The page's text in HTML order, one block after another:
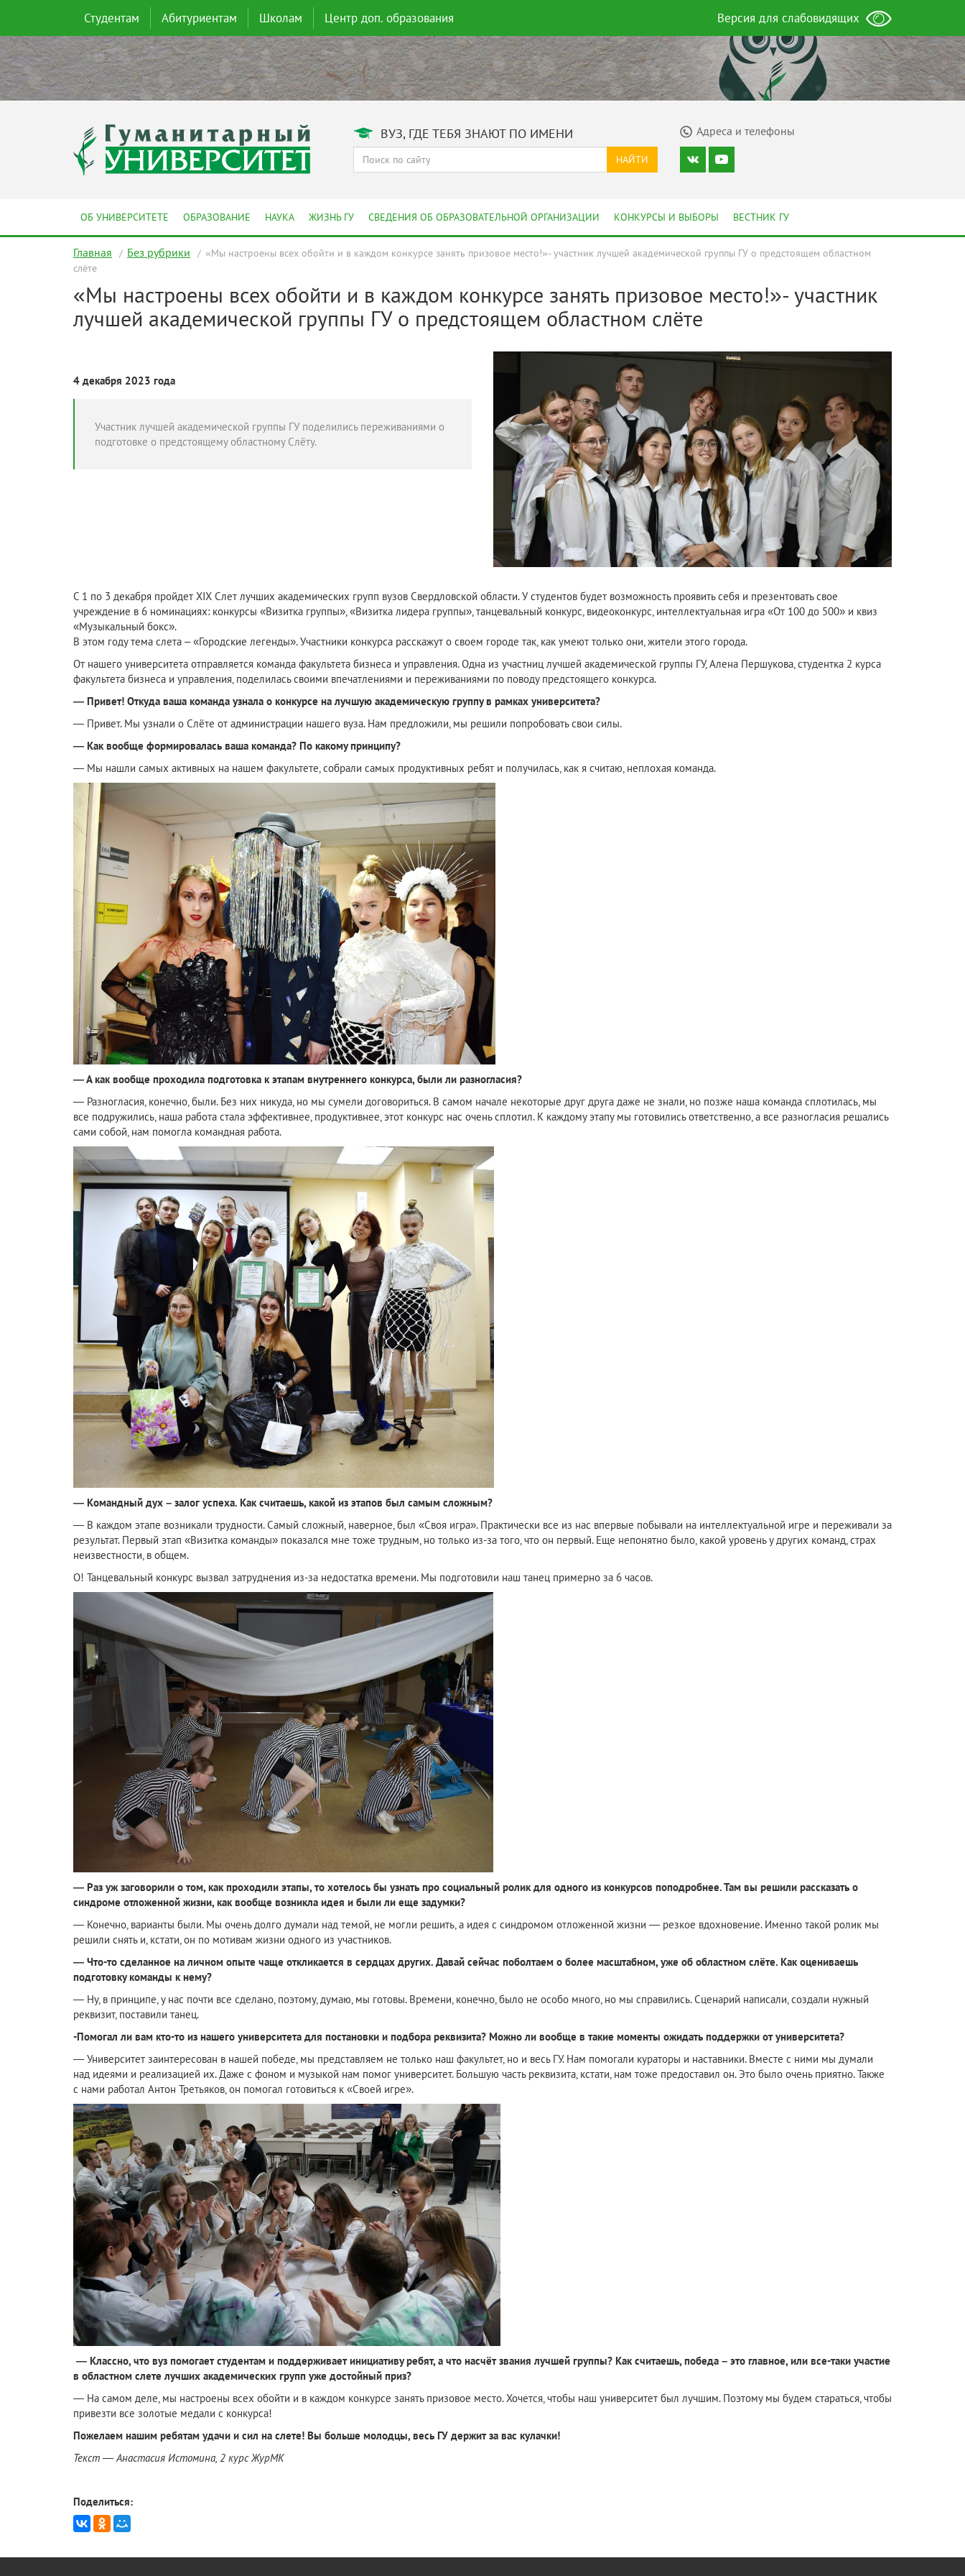
Студентам Абитуриентам Школам Центр доп. образования Версия для слабовидящих
ВУЗ, ГДЕ ТЕБЯ ЗНАЮТ ПО ИМЕНИ Адреса и телефоны
НАЙТИ
ОБ УНИВЕРСИТЕТЕ ОБРАЗОВАНИЕ НАУКА ЖИЗНЬ ГУ СВЕДЕНИЯ ОБ ОБРАЗОВАТЕЛЬНОЙ ОРГАНИЗАЦИИ КОНКУРСЫ И ВЫБОРЫ ВЕСТНИК ГУ
Главная Без рубрики
«Мы настроены всех обойти и в каждом конкурсе занять призовое место!»- участник лучшей академической группы ГУ о предстоящем областном
слёте
«Мы настроены всех обойти и в каждом конкурсе занять призовое место!»- участник
лучшей академической группы ГУ о предстоящем областном слёте
4 декабря 2023 года
Участник лучшей академической группы ГУ поделились переживаниями о
подготовке о предстоящему областному Слёту.
С 1 по 3 декабря пройдет XIX Слет лучших академических групп вузов Свердловской области. У студентов будет возможность проявить себя и презентовать свое
учреждение в 6 номинациях: конкурсы «Визитка группы», «Визитка лидера группы», танцевальный конкурс, видеоконкурс, интеллектуальная игра «От 100 до 500» и квиз
«Музыкальный бокс».
В этом году тема слета – «Городские легенды». Участники конкурса расскажут о своем городе так, как умеют только они, жители этого города.
От нашего университета отправляется команда факультета бизнеса и управления. Одна из участниц лучшей академической группы ГУ, Алена Першукова, студентка 2 курса
факультета бизнеса и управления, поделилась своими впечатлениями и переживаниями по поводу предстоящего конкурса.
— Привет! Откуда ваша команда узнала о конкурсе на лучшую академическую группу в рамках университета?
— Привет. Мы узнали о Слёте от администрации нашего вуза. Нам предложили, мы решили попробовать свои силы.
— Как вообще формировалась ваша команда? По какому принципу?
— Мы нашли самых активных на нашем факультете, собрали самых продуктивных ребят и получилась, как я считаю, неплохая команда.
— А как вообще проходила подготовка к этапам внутреннего конкурса, были ли разногласия?
— Разногласия, конечно, были. Без них никуда, но мы сумели договориться. В самом начале некоторые друг друга даже не знали, но позже наша команда сплотилась, мы
все подружились, наша работа стала эффективнее, продуктивнее, этот конкурс нас очень сплотил. К каждому этапу мы готовились ответственно, а все разногласия решались
сами собой, нам помогла командная работа.
— Командный дух – залог успеха. Как считаешь, какой из этапов был самым сложным?
— В каждом этапе возникали трудности. Самый сложный, наверное, был «Своя игра». Практически все из нас впервые побывали на интеллектуальной игре и переживали за
результат. Первый этап «Визитка команды» показался мне тоже трудным, но только из-за того, что он первый. Еще непонятно было, какой уровень у других команд, страх
неизвестности, в общем.
О! Танцевальный конкурс вызвал затруднения из-за недостатка времени. Мы подготовили наш танец примерно за 6 часов.
— Раз уж заговорили о том, как проходили этапы, то хотелось бы узнать про социальный ролик для одного из конкурсов поподробнее. Там вы решили рассказать о
синдроме отложенной жизни, как вообще возникла идея и были ли еще задумки?
— Конечно, варианты были. Мы очень долго думали над темой, не могли решить, а идея с синдромом отложенной жизни — резкое вдохновение. Именно такой ролик мы
решили снять и, кстати, он по мотивам жизни одного из участников.
— Что-то сделанное на личном опыте чаще откликается в сердцах других. Давай сейчас поболтаем о более масштабном, уже об областном слёте. Как оцениваешь
подготовку команды к нему?
— Ну, в принципе, у нас почти все сделано, поэтому, думаю, мы готовы. Времени, конечно, было не особо много, но мы справились. Сценарий написали, создали нужный
реквизит, поставили танец.
-Помогал ли вам кто-то из нашего университета для постановки и подбора реквизита? Можно ли вообще в такие моменты ожидать поддержки от университета?
— Университет заинтересован в нашей победе, мы представляем не только наш факультет, но и весь ГУ. Нам помогали кураторы и наставники. Вместе с ними мы думали
над идеями и реализацией их. Даже с фоном и музыкой нам помог университет. Большую часть реквизита, кстати, нам тоже предоставил он. Это было очень приятно. Также
с нами работал Антон Третьяков, он помогал готовиться к «Своей игре».
— Классно, что вуз помогает студентам и поддерживает инициативу ребят, а что насчёт звания лучшей группы? Как считаешь, победа – это главное, или все-таки участие
в областном слете лучших академических групп уже достойный приз?
— На самом деле, мы настроены всех обойти и в каждом конкурсе занять призовое место. Хочется, чтобы наш университет был лучшим. Поэтому мы будем стараться, чтобы
привезти все золотые медали с конкурса!
Пожелаем нашим ребятам удачи и сил на слете! Вы больше молодцы, весь ГУ держит за вас кулачки!
Текст — Анастасия Истомина, 2 курс ЖурМК
Поделиться: